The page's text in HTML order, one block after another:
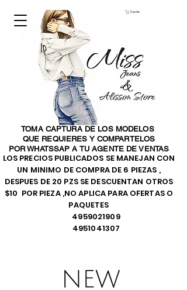
LOS PRECIOS PUBLICADOS SE MANEJAN CON
UN MINIMO DE COMPRA DE 6 PIEZAS ,
DESPUES DE 20 PZS SE DESCUENTAN OTROS
$10 POR PIEZA ,NO APLICA PARA OFERTAS O
PAQUETES
4959021909
4951041307
TOMA CAPTURA DE LOS MODELOS
QUE REQUIERES Y COMPARTELOS
POR WHATSSAP A TU AGENTE DE VENTAS
Carrito